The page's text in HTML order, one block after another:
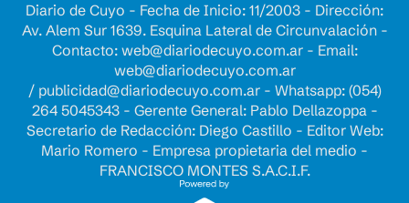
Diario de Cuyo - Fecha de Inicio: 11/2003 - Dirección:
Av. Alem Sur 1639. Esquina Lateral de Circunvalación -
Contacto: web@diariodecuyo.com.ar- Email:
web@diariodecuyo.com.ar
/ publicidad@diariodecuyo.com.ar- Whatsapp: (054)
264 5045343 - Gerente General: Pablo Dellazoppa -
Secretario de Redacción: Diego Castillo - Editor Web:
Mario Romero - Empresa propietaria del medio -
FRANCISCO MONTES S.A.C.I.F.